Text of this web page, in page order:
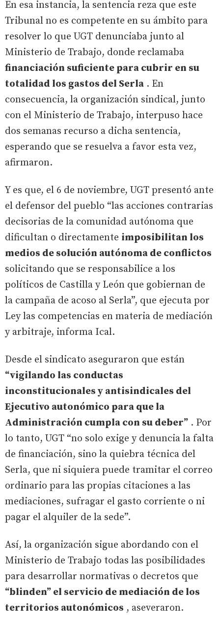
En esa instancia, la sentencia reza que este
Tribunal no es competente en su ámbito para
resolver lo que UGT denunciaba junto al
Ministerio de Trabajo, donde reclamaba
financiación suficiente para cubrir en su
totalidad los gastos del Serla . En
consecuencia, la organización sindical, junto
con el Ministerio de Trabajo, interpuso hace
dos semanas recurso a dicha sentencia,
esperando que se resuelva a favor esta vez,
afirmaron.
Y es que, el 6 de noviembre, UGT presentó ante
el defensor del pueblo “las acciones contrarias
decisorias de la comunidad autónoma que
dificultan o directamente imposibilitan los
medios de solución autónoma de conflictos
solicitando que se responsabilice a los
políticos de Castilla y León que gobiernan de
la campaña de acoso al Serla”, que ejecuta por
Ley las competencias en materia de mediación
y arbitraje, informa Ical.
Desde el sindicato aseguraron que están
“vigilando las conductas
inconstitucionales y antisindicales del
Ejecutivo autonómico para que la
Administración cumpla con su deber” . Por
lo tanto, UGT “no solo exige y denuncia la falta
de financiación, sino la quiebra técnica del
Serla, que ni siquiera puede tramitar el correo
ordinario para las propias citaciones a las
mediaciones, sufragar el gasto corriente o ni
pagar el alquiler de la sede”.
Así, la organización sigue abordando con el
Ministerio de Trabajo todas las posibilidades
para desarrollar normativas o decretos que
“blinden” el servicio de mediación de los
territorios autonómicos , aseveraron.